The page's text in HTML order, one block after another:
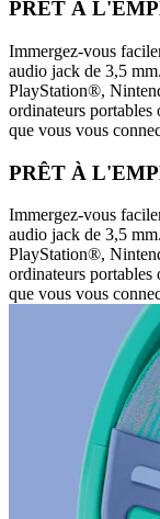
PRÊT À
Immergez-vous
audio jack de 3,5
PlayStation®,
ordinateurs portables
que vous vous
PRÊT À
Immergez-vous
audio jack de 3,5
PlayStation®,
ordinateurs portables
que vous vous